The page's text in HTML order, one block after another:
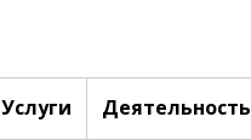
Услуги Деятельность